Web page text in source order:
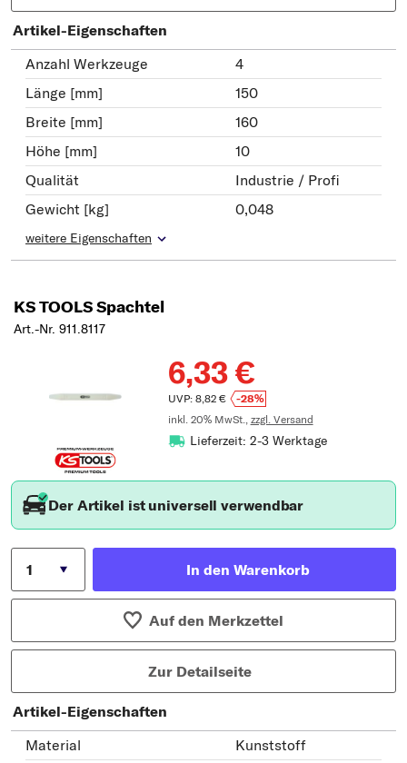
Artikel-Eigenschaften
Anzahl Werkzeuge
4
Länge [mm]
150
Breite [mm]
160
Höhe [mm]
10
Qualität
Industrie / Profi
Gewicht [kg]
0,048
weitere Eigenschaften
KS TOOLS Spachtel
Art.-Nr. 911.8117
6,33 €
UVP: 8,82 €
-28%
inkl. 20% MwSt., zzgl. Versand
Lieferzeit: 2-3 Werktage
Der Artikel ist universell verwendbar
In den Warenkorb
Auf den Merkzettel
Zur Detailseite
Artikel-Eigenschaften
Material
Kunststoff